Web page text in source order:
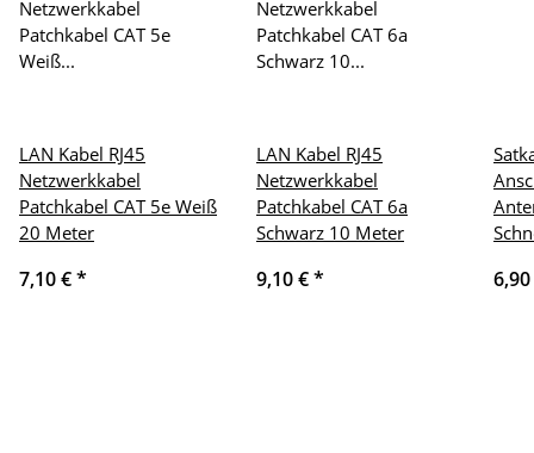
LAN Kabel RJ45
Netzwerkkabel
Patchkabel CAT 5e Weiß
20 Meter
7,10 €*
LAN Kabel RJ45
Netzwerkkabel
Patchkabel CAT 6a
Schwarz 10 Meter
9,10 €*